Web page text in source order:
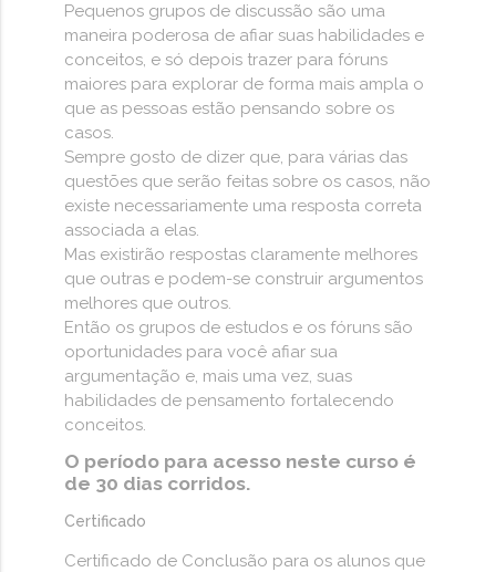
Pequenos grupos de discussão são uma
maneira poderosa de afiar suas habilidades e
conceitos, e só depois trazer para fóruns
maiores para explorar de forma mais ampla o
que as pessoas estão pensando sobre os
casos.
Sempre gosto de dizer que, para várias das
questões que serão feitas sobre os casos, não
existe necessariamente uma resposta correta
associada a elas.
Mas existirão respostas claramente melhores
que outras e podem-se construir argumentos
melhores que outros.
Então os grupos de estudos e os fóruns são
oportunidades para você afiar sua
argumentação e, mais uma vez, suas
habilidades de pensamento fortalecendo
conceitos.
O período para acesso neste curso é
de 30 dias corridos.
Certificado
Certificado de Conclusão para os alunos que